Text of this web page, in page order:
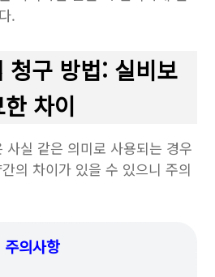
.
청구 방법: 실비보
차이
사실 같은 의미로 사용되는 경우
의 차이가 있을 수 있으니 주의
주의사항